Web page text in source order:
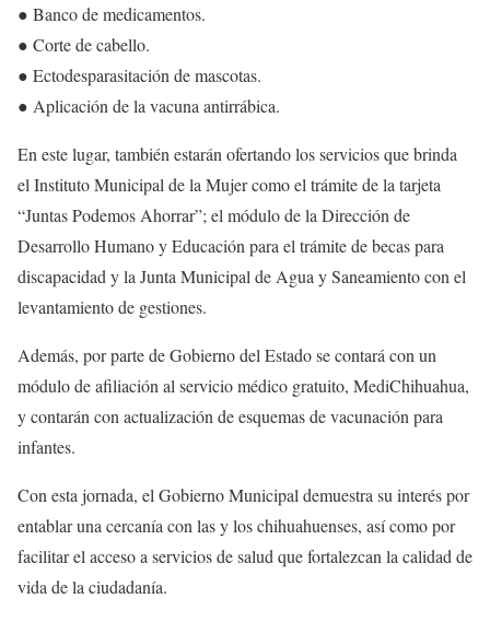
● Banco de medicamentos.
● Corte de cabello.
● Ectodesparasitación de mascotas.
● Aplicación de la vacuna antirrábica.
En este lugar, también estarán ofertando los servicios que brinda
el Instituto Municipal de la Mujer como el trámite de la tarjeta
“Juntas Podemos Ahorrar”; el módulo de la Dirección de
Desarrollo Humano y Educación para el trámite de becas para
discapacidad y la Junta Municipal de Agua y Saneamiento con el
levantamiento de gestiones.
Además, por parte de Gobierno del Estado se contará con un
módulo de afiliación al servicio médico gratuito, MediChihuahua,
y contarán con actualización de esquemas de vacunación para
infantes.
Con esta jornada, el Gobierno Municipal demuestra su interés por
entablar una cercanía con las y los chihuahuenses, así como por
facilitar el acceso a servicios de salud que fortalezcan la calidad de
vida de la ciudadanía.